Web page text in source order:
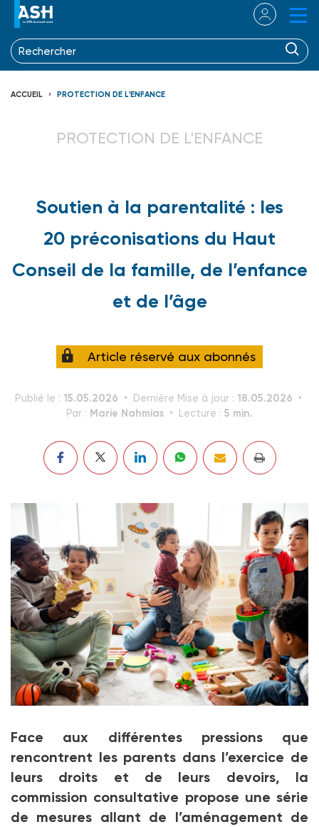
ACCUEIL PROTECTION DE L'ENFANCE
PROTECTION DE L'ENFANCE
Soutien à la parentalité : les
20 préconisations du Haut
Conseil de la famille, de l’enfance
et de l’âge
Article réservé aux abonnés
Publié le : 15.05.2026 Dernière Mise à jour : 18.05.2026
Par : Marie Nahmias Lecture : 5 min.
parents lorsqu’un retour au domicile des enfants
confiés à l’ASE (aide sociale à l’enfance) est prévu,
pour que celui-ci se passe dans les meilleures
conditions possibles.
Crédit photo Rawpixel.com - stock.adobe.com
Face aux différentes pressions que
rencontrent les parents dans l’exercice de
leurs droits et de leurs devoirs, la
commission consultative propose une série
de mesures allant de l’aménagement de